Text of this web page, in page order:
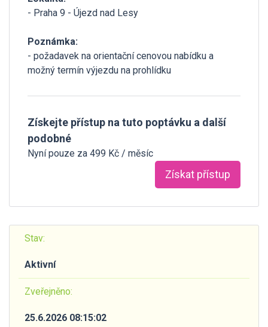
- Praha 9 - Újezd nad Lesy
Poznámka:
- požadavek na orientační cenovou nabídku a
možný termín výjezdu na prohlídku
Získejte přístup na tuto poptávku a další
podobné
Nyní pouze za 499 Kč / měsíc
Získat přístup
Stav:
Aktivní
Zveřejněno:
25.6.2026 08:15:02